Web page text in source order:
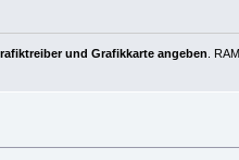
und Grafikkarte angeben .